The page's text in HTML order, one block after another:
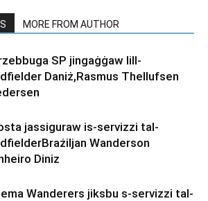
MORE FROM AUTHOR
SP jingaġġaw lill-
Daniż,Rasmus Thellufsen
jassiguraw is-servizzi tal-
Wanderson
Diniz
Wanderers jiksbu s-servizzi tal-